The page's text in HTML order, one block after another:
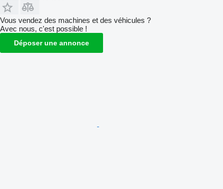
Vous vendez des machines et des véhicules ?
Avec nous, c'est possible !
Déposer une annonce